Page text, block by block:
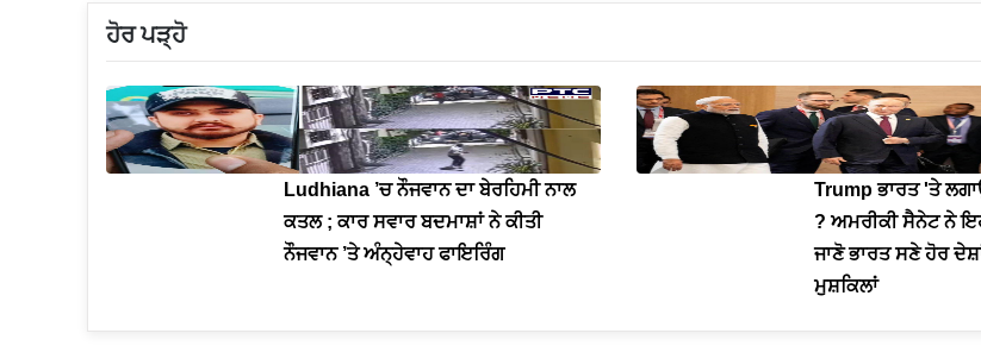
ਹੋਰ ਪੜ੍ਹੋ
Ludhiana ’ਚ ਨੌਜਵਾਨ ਦਾ ਬੇਰਹਿਮੀ ਨਾਲ
ਕਤਲ ; ਕਾਰ ਸਵਾਰ ਬਦਮਾਸ਼ਾਂ ਨੇ ਕੀਤੀ
ਨੌਜਵਾਨ ’ਤੇ ਅੰਨ੍ਹੇਵਾਹ ਫਾਇਰਿੰਗ
Trump ਭਾਰਤ 'ਤੇ
? ਅਮਰੀਕੀ ਸੈਨੇਟ ਨੇ
ਜਾਣੋ ਭਾਰਤ ਸਣੇ ਹੋਰ
ਮੁਸ਼ਕਿਲਾਂ